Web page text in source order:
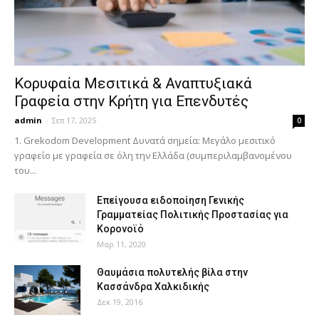
Κορυφαία Μεσιτικά & Αναπτυξιακά
Γραφεία στην Κρήτη για Επενδυτές
admin - Σεπ 17, 2025 0
1. Grekodom Development Δυνατά σημεία: Μεγάλο μεσιτικό
γραφείο με γραφεία σε όλη την Ελλάδα (συμπεριλαμβανομένου
του...
Επείγουσα ειδοποίηση Γενικής
Γραμματείας Πολιτικής Προστασίας για
Κορονοϊό
Μαρ 11, 2020
Θαυμάσια πολυτελής βίλα στην
Κασσάνδρα Χαλκιδικής
Δεκ 19, 2016